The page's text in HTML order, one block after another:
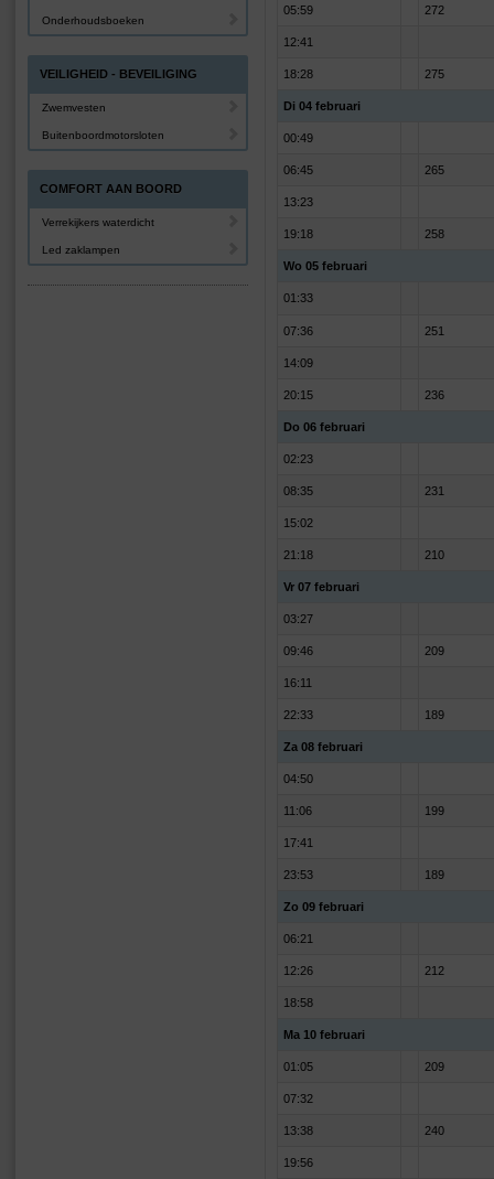
05:59 272
12:41
18:28 275
Di 04 februari
00:49
06:45 265
13:23
19:18 258
Wo 05 februari
01:33
07:36 251
14:09
20:15 236
Do 06 februari
02:23
08:35 231
15:02
21:18 210
Vr 07 februari
03:27
09:46 209
16:11
22:33 189
Za 08 februari
04:50
11:06 199
17:41
23:53 189
Zo 09 februari
06:21
12:26 212
18:58
Ma 10 februari
01:05 209
07:32
13:38 240
19:56
Onderhoudsboeken
VEILIGHEID - BEVEILIGING
Zwemvesten
Buitenboordmotorsloten
COMFORT AAN BOORD
Verrekijkers waterdicht
Led zaklampen